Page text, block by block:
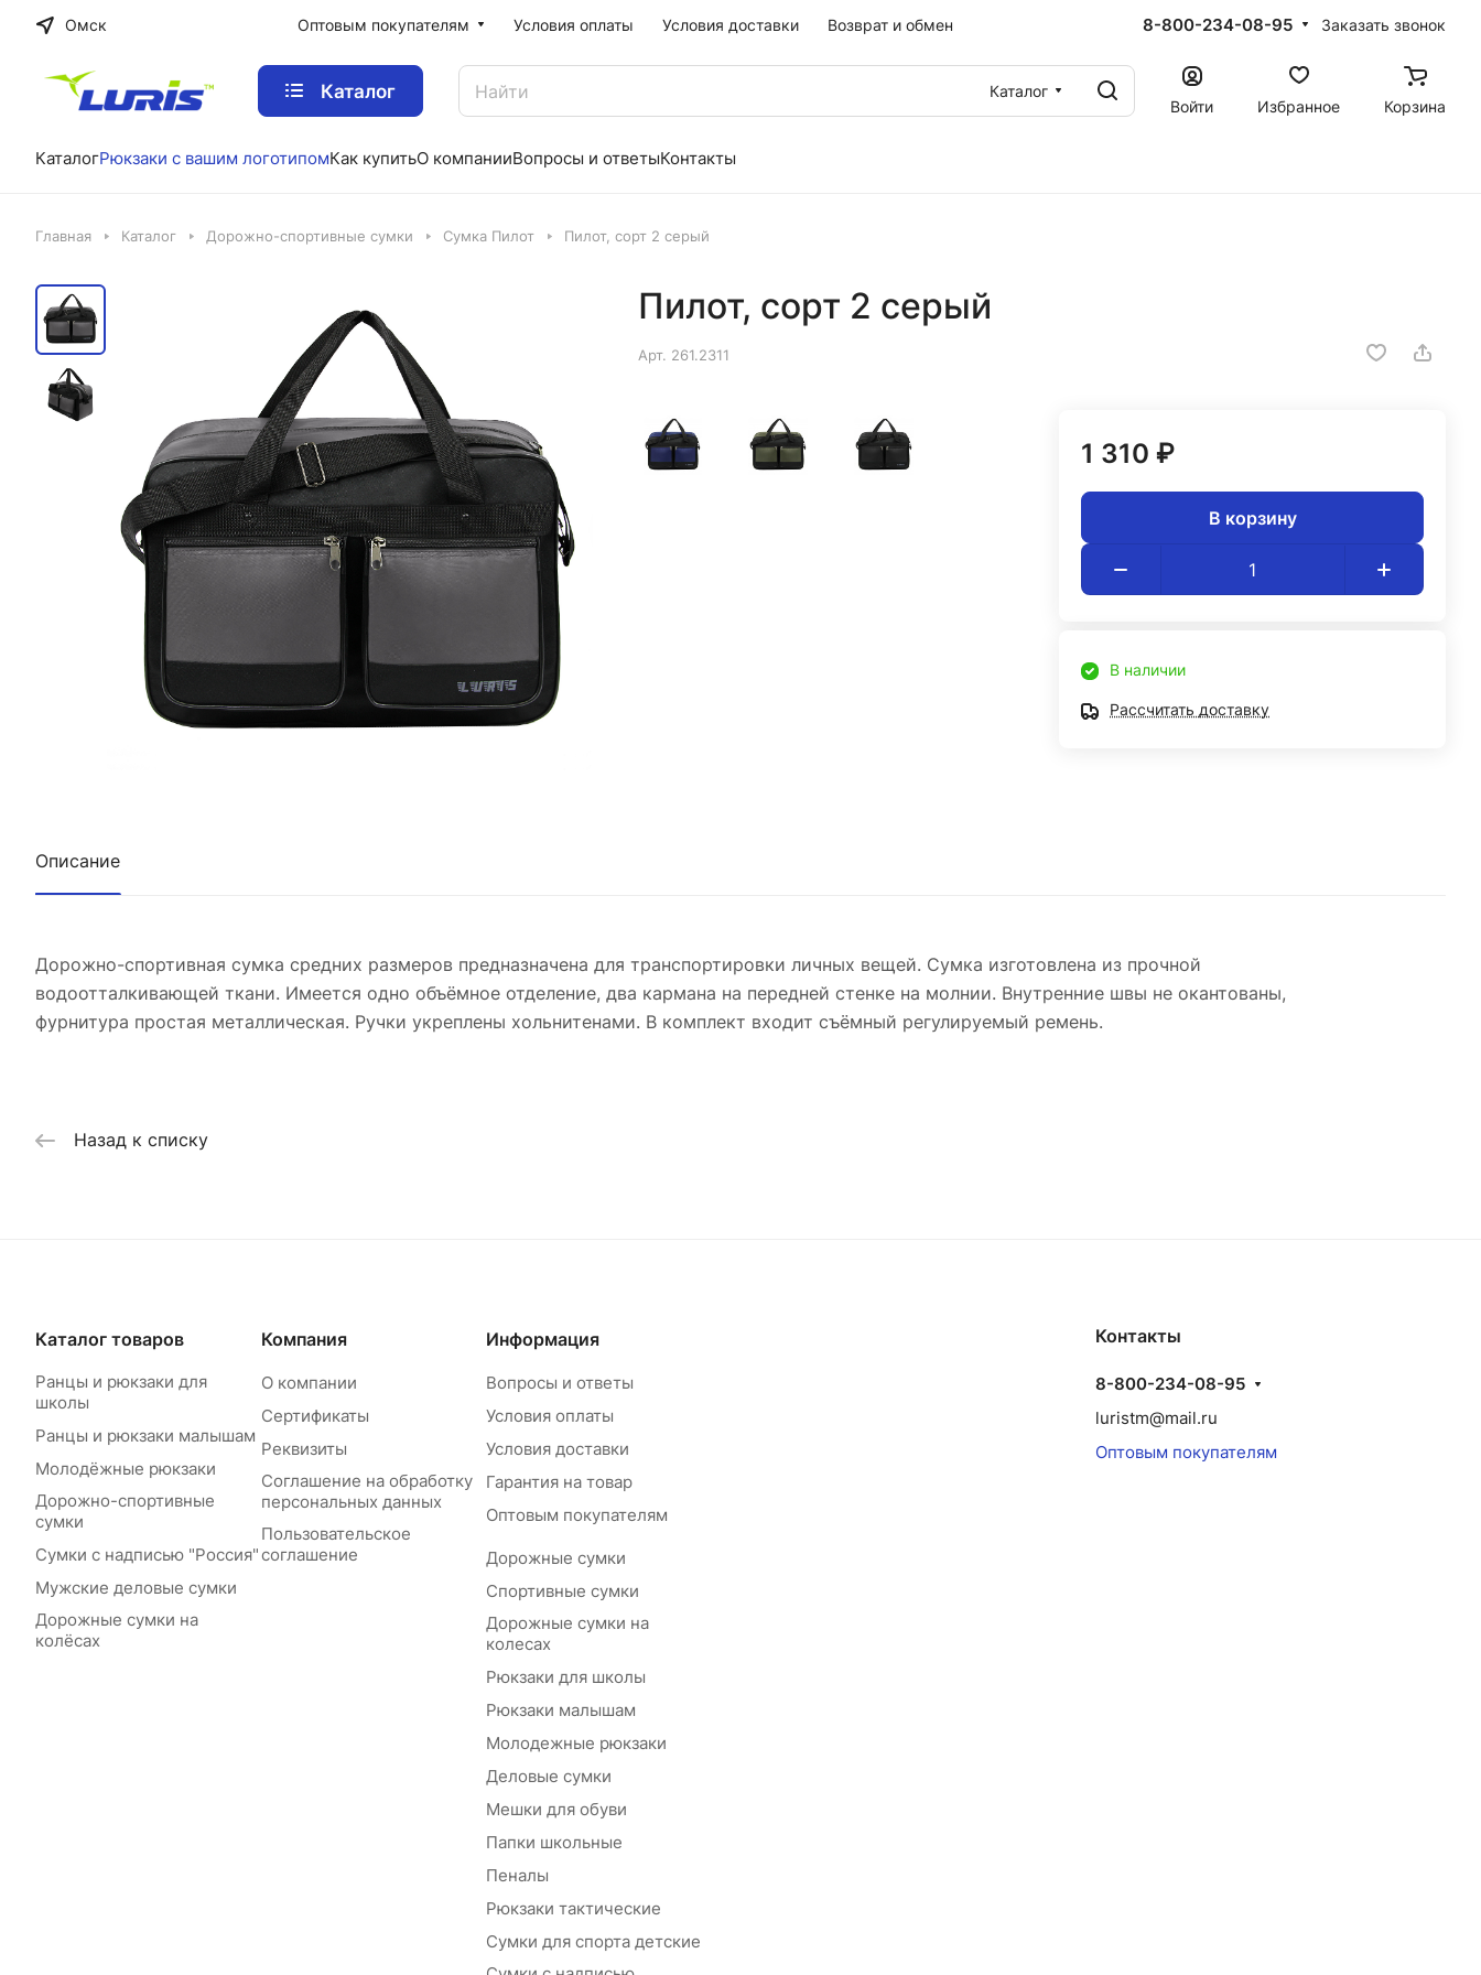
Омск Оптовым покупателям Условия оплаты Условия доставки Возврат и обмен 8-800-234-08-95 Заказать звонок
Каталог
Каталог
Войти
Избранное Корзина
КаталогРюкзаки с вашим логотипомКак купитьО компанииВопросы и ответыКонтакты
Главная Каталог Дорожно-спортивные сумки Сумка Пилот Пилот, сорт 2 серый
Пилот, сорт 2 серый
Арт. 261.2311
1 310 ₽
В корзину
В наличии
Рассчитать доставку
Описание
Дорожно-спортивная сумка средних размеров предназначена для транспортировки личных вещей. Сумка изготовлена из прочной
водоотталкивающей ткани. Имеется одно объёмное отделение, два кармана на передней стенке на молнии. Внутренние швы не окантованы,
фурнитура простая металлическая. Ручки укреплены хольнитенами. В комплект входит съёмный регулируемый ремень.
Назад к списку
Каталог товаров
Ранцы и рюкзаки для
школы
Ранцы и рюкзаки малышам
Молодёжные рюкзаки
Дорожно-спортивные
сумки
Сумки с надписью "Россия"
Мужские деловые сумки
Дорожные сумки на
колёсах
Компания
О компании
Сертификаты
Реквизиты
Соглашение на обработку
персональных данных
Пользовательское
соглашение
Информация
Вопросы и ответы
Условия оплаты
Условия доставки
Гарантия на товар
Оптовым покупателям
Дорожные сумки
Спортивные сумки
Дорожные сумки на
колесах
Рюкзаки для школы
Рюкзаки малышам
Молодежные рюкзаки
Деловые сумки
Мешки для обуви
Папки школьные
Пеналы
Рюкзаки тактические
Сумки для спорта детские
Контакты
8-800-234-08-95
luristm@mail.ru
Оптовым покупателям